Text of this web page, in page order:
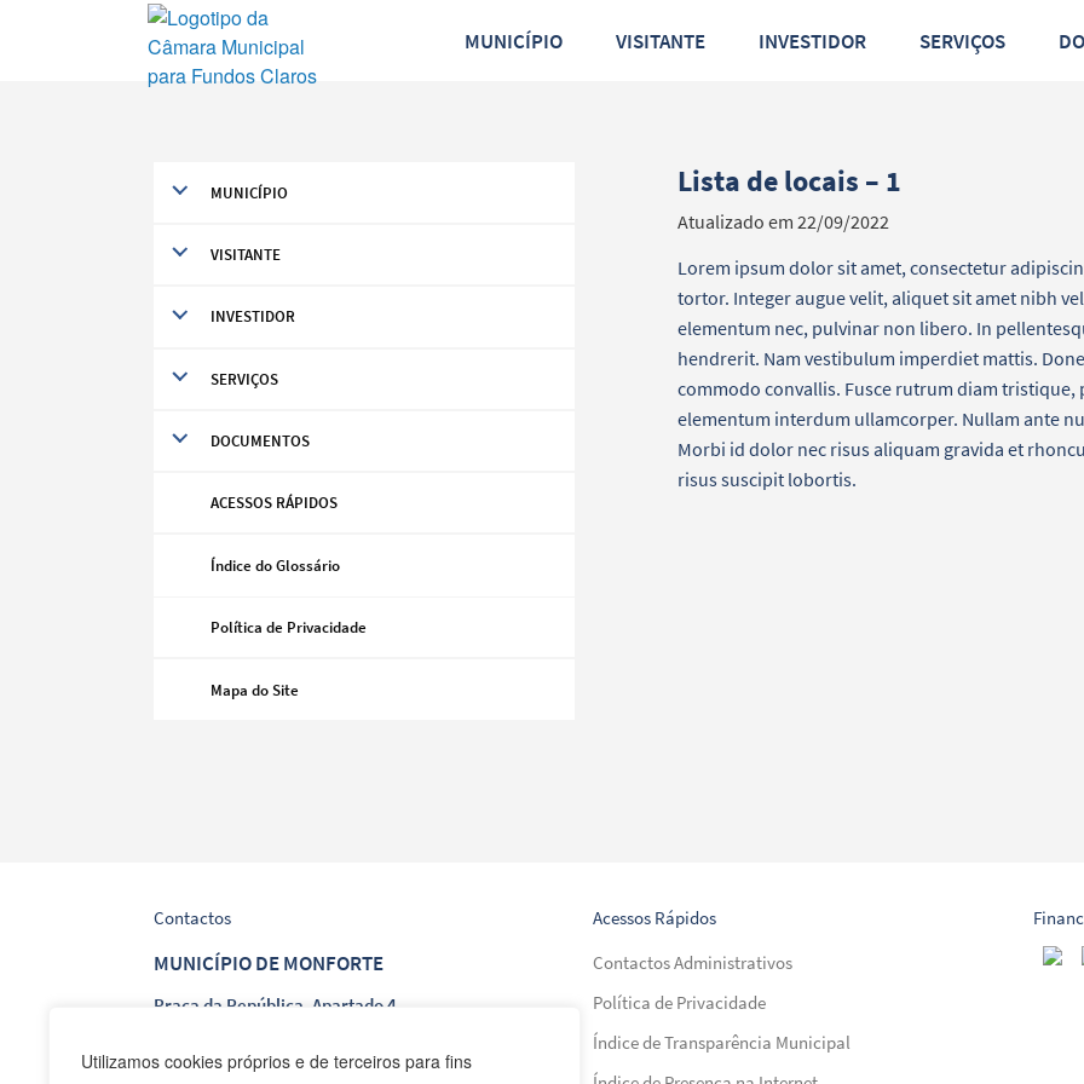
Utilizamos cookies próprios e de terceiros para fins
MUNICÍPIO VISITANTE INVESTIDOR SERVIÇOS
Termo de Pesquisa
Categorias gerais
MUNICÍPIO
VISITANTE
INVESTIDOR
SERVIÇOS
DOCUMENTOS
ACESSOS RÁPIDOS
Índice do Glossário
Política de Privacidade
Mapa do Site
Lista de locais – 1
Atualizado em 22/09/2022
Lorem ipsum dolor sit amet, consectetur
tortor. Integer augue velit, aliquet sit amet nibh
elementum nec, pulvinar non libero. In
hendrerit. Nam vestibulum imperdiet mattis.
commodo convallis. Fusce rutrum diam
elementum interdum ullamcorper. Nullam ante
Morbi id dolor nec risus aliquam gravida et
risus suscipit lobortis.
Contactos
MUNICÍPIO DE MONFORTE
Praça da República, Apartado 4
Acessos Rápidos
Contactos Administrativos
Política de Privacidade
Índice de Transparência Municipal